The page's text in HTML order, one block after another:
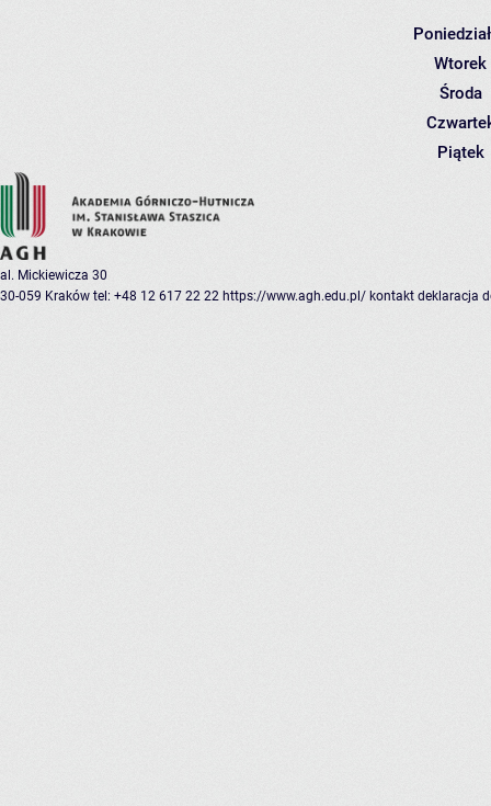
Wtorek
Środa
Piątek
al. Mickiewicza 30
30-059 Kraków tel: +48 12 617 22 22 https://www.agh.edu.pl/ kontakt deklaracja